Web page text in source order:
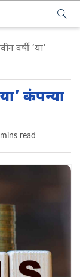
वर्षी ‘या’
कंपन्या
read